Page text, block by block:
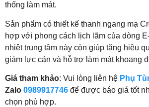
thống làm mát.
Sản phẩm có thiết kế thanh ngang mạ
hợp với phong cách lịch lãm của dòng
nhiệt trung tâm này còn giúp tăng hiệu
giảm lực cản và hỗ trợ làm mát khoang
Giá tham khảo: Vui lòng liên hệ Phụ
Zalo 0989917746 để được báo giá tốt
chọn phù hợp.